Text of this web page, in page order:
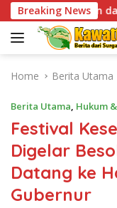
Skip
to
content
Breaking News
dan Dorong
Home Berita Utama
Berita Utama, Hukum
Festival
Digelar
Datang ke
Gubernur